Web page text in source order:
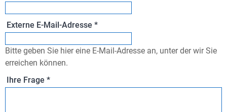
Externe E-Mail-Adresse *
Bitte geben Sie hier eine E-Mail-Adresse an, unter der wir Sie
erreichen können.
Ihre Frage *